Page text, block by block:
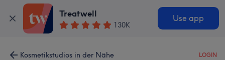
Treatwell
130K
Use app
Kosmetikstudios in der Nähe LOGIN